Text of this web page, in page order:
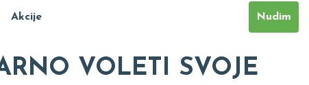
Akcije Nudim
VOLETI SVOJE